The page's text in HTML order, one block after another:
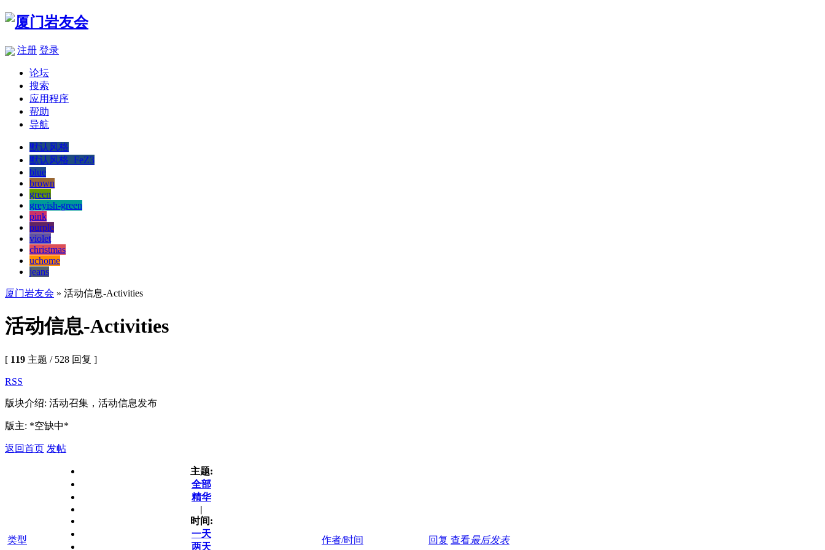
注册 登录
论坛
搜索
应用程序
帮助
导航
默认风格
默认风格_FeZ3
blue
brown
green
greyish-green
pink
purple
violet
christmas
uchome
jeans
厦门岩友会 » 活动信息-Activities
活动信息-Activities
[ 119 主题 / 528 回复 ]
RSS
版块介绍: 活动召集，活动信息发布
版主: *空缺中*
返回首页 发帖
类型
主题:
全部
精华
|
时间:
一天
两天
作者/时间 回复 查看最后发表